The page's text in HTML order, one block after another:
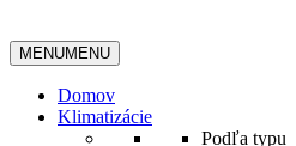
MENUMENU
Domov
Klimatizácie
Podľa typu